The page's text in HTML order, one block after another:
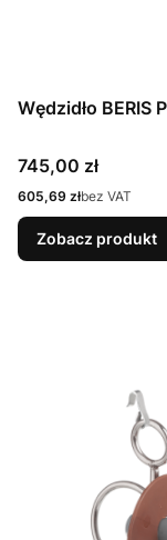
Wędzidło BERIS
Cena
745,00 zł
Cena
605,69 złbez VAT
Zobacz produkt